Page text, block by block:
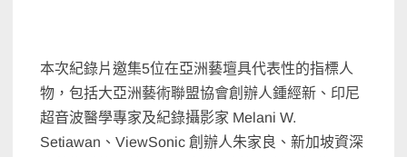
本次紀錄片邀集5位在亞洲藝壇具代表性的指標人
物，包括大亞洲藝術聯盟協會創辦人鍾經新、印尼
超音波醫學專家及紀錄攝影家 Melani W.
Setiawan、ViewSonic 創辦人朱家良、新加坡資深